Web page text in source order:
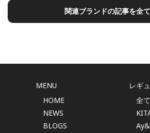
関連ブランドの記事を全
MENU
HOME
NEWS
BLOGS
レギ
全